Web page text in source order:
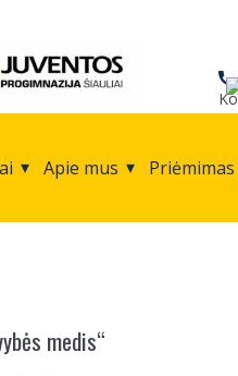
Apie mus
medis“